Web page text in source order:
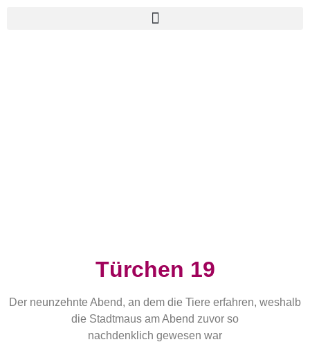
Türchen 19
Der neunzehnte Abend, an dem die Tiere erfahren, weshalb
die Stadtmaus am Abend zuvor so
nachdenklich gewesen war